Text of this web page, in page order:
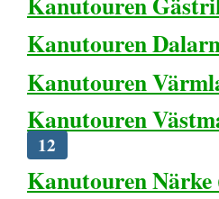
Kanutouren
Kanutouren
Kanutouren
12
Kanutouren Närke